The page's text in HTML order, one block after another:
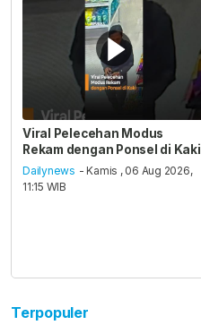
Viral Pelecehan Modus
Rekam dengan Ponsel di Kaki
Dailynews - Kamis , 06 Aug 2026,
11:15 WIB
Terpopuler